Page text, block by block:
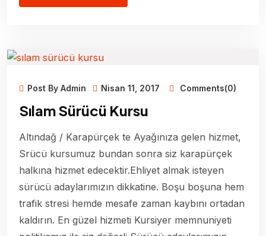
Post By Admin Nisan 11, 2017 Comments(0)
Sılam Sürücü Kursu
Altındağ / Karapürçek te Ayağınıza gelen hizmet,
Srücü kursumuz bundan sonra siz karapürçek
halkına hizmet edecektir.Ehliyet almak isteyen
sürücü adaylarımızın dikkatine. Boşu boşuna hem
trafik stresi hemde mesafe zaman kaybını ortadan
kaldırın. En güzel hizmeti Kursiyer memnuniyeti